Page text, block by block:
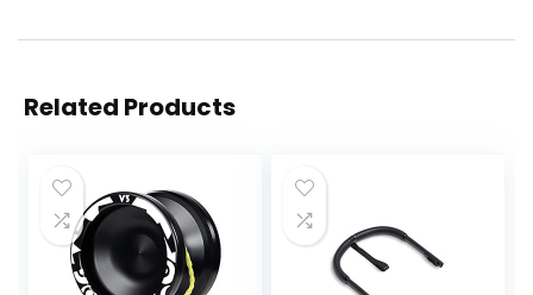
Related Products